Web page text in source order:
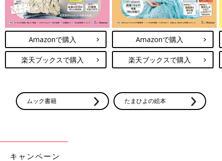
Amazonで購入
楽天ブックスで購入
Amazonで購入
楽天ブックスで購入
ムック書籍 たまひよの絵本
キャンペーン